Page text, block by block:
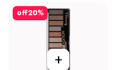
20%
off
+